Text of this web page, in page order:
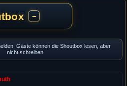
−
Gäste können die Shoutbox lesen, aber
nicht schreiben.